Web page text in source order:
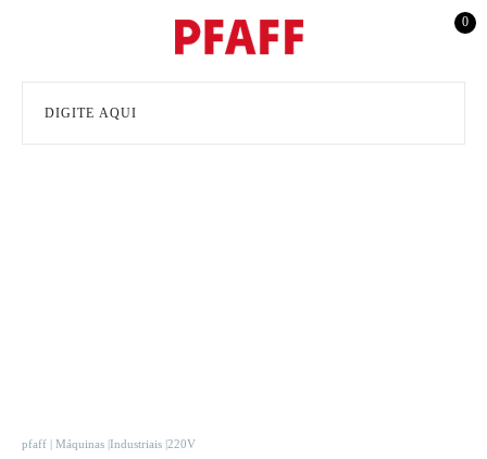
0
pfaff Máquinas Industriais 220V